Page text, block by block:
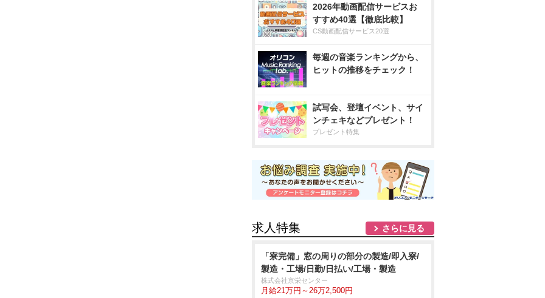
2026年動画配信サービスお
すすめ40選【徹底比較】
CS動画配信サービス20選
毎週の音楽ランキングから、
ヒットの推移をチェック！
試写会、登壇イベント、サイ
ンチェキなどプレゼント！
プレゼント特集
求人特集 さらに見る
「寮完備」窓の周りの部分の製造/即入寮/
製造・工場/日勤/日払い/工場・製造
株式会社京栄センター
月給21万円～26万2,500円